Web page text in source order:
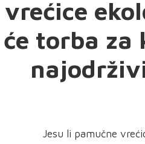
vrećice
će torba
Jesu li pamučne